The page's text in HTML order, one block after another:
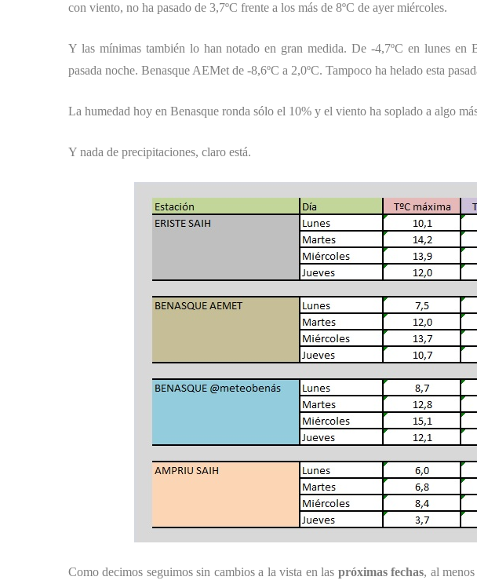
con viento, no ha pasado de 3,7ºC frente a los más de 8ºC de ayer miércoles.
Y las mínimas también lo han notado en gran medida. De -4,7ºC en lunes en
pasada noche. Benasque AEMet de -8,6ºC a 2,0ºC. Tampoco ha helado esta
La humedad hoy en Benasque ronda sólo el 10% y el viento ha soplado a algo
Y nada de precipitaciones, claro está.
Como decimos seguimos sin cambios a la vista en las próximas fechas, al